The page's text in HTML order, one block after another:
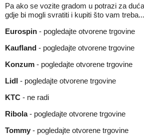
Pa ako se vozite gradom u potrazi za
gdje bi mogli svratiti i kupiti što vam treba...
Eurospin - pogledajte otvorene trgovine
Kaufland - pogledajte otvorene trgovine
Konzum - pogledajte otvorene trgovine
Lidl - pogledajte otvorene trgovine
KTC - ne radi
Ribola- pogledajte otvorene trgovine
Tommy - pogledajte otvorene trgovine